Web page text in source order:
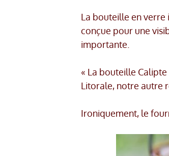
La bouteille en
conçue pour une
importante.
« La bouteille
Litorale, notre autre
Ironiquement, le